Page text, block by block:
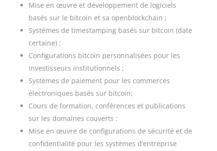
Mise en œuvre et développement de logiciels
basés sur le bitcoin et sa openblockchain ;
Systèmes de timestamping basés sur bitcoin (date
certaine) ;
Configurations bitcoin personnalisées pour les
investisseurs institutionnels ;
Systèmes de paiement pour les commerces
électroniques basés sur bitcoin;
Cours de formation, conférences et publications
sur les domaines couverts ;
Mise en œuvre de configurations de sécurité et de
confidentialité pour les systèmes d’entreprise